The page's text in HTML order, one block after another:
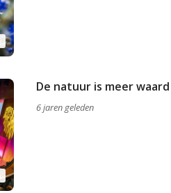
De natuur is meer
6 jaren geleden